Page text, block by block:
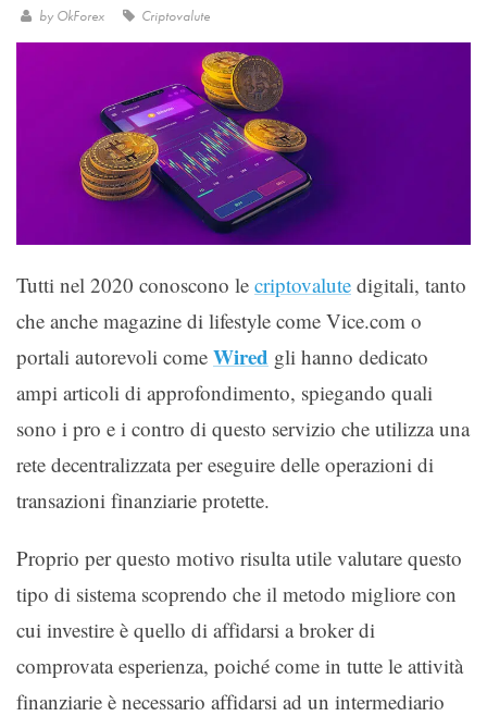
by OkForex Criptovalute
Tutti nel 2020 conoscono le criptovalute digitali, tanto
che anche magazine di lifestyle come Vice.com o
portali autorevoli come Wired gli hanno dedicato
ampi articoli di approfondimento, spiegando quali
sono i pro e i contro di questo servizio che utilizza una
rete decentralizzata per eseguire delle operazioni di
transazioni finanziarie protette.
Proprio per questo motivo risulta utile valutare questo
tipo di sistema scoprendo che il metodo migliore con
cui investire è quello di affidarsi a broker di
comprovata esperienza, poiché come in tutte le attività
finanziarie è necessario affidarsi ad un intermediario